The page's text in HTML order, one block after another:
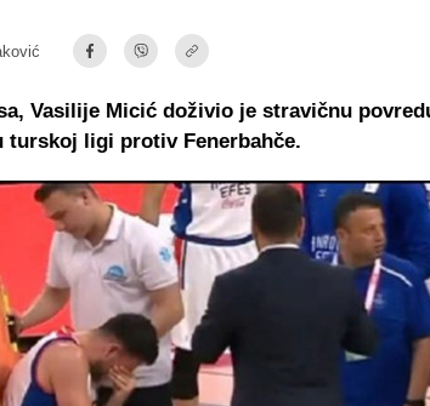
Vasilije Micić doživio je stravičnu
turskoj ligi protiv Fenerbahče.